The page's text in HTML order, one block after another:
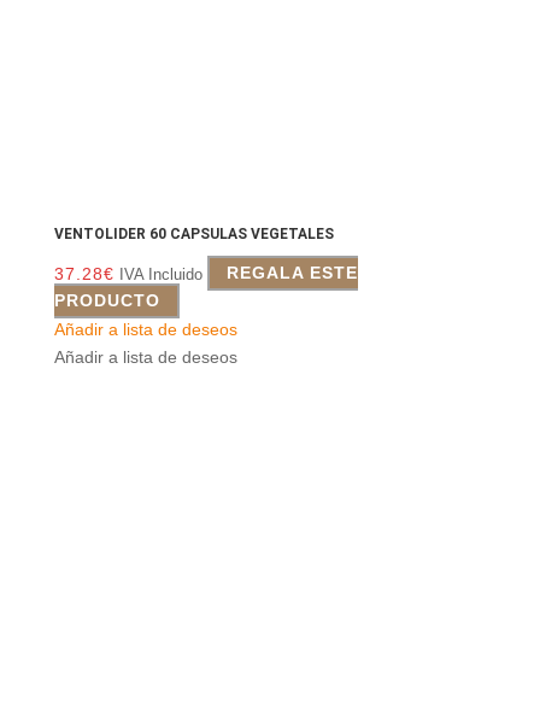
VENTOLIDER 60 CAPSULAS VEGETALES
37.28€ IVA Incluido
REGALA ESTE
PRODUCTO
Añadir a lista de deseos
Añadir a lista de deseos